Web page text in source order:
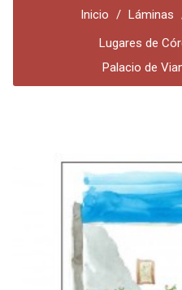
Inicio Láminas
Lugares de
Palacio de